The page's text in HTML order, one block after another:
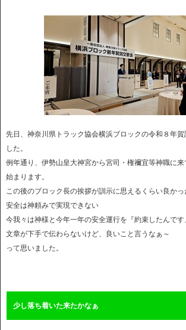
先日、神奈川県トラック協会横浜ブロックの令和８年賀
した。
例年通り、伊勢山皇大神宮から宮司・権禰宜等神職に
始まります。
この後のブロック長の挨拶が訓示に思えるくらい良かっ
安全は神頼みで実現できない
今我々は神様と今年一年の安全運行を『約束したんで
文章が下手で伝わらないけど、良いこと言うなぁ～
って思いました。
少し落ち着いた来たかなぁ